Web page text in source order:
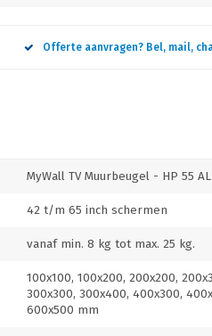
Offerte aanvragen? Bel, mail,
MyWall TV Muurbeugel - HP 55 AL
42 t/m 65 inch schermen
vanaf min. 8 kg tot max. 25 kg.
100x100, 100x200, 200x200,
300x300, 300x400, 400x300,
600x500 mm